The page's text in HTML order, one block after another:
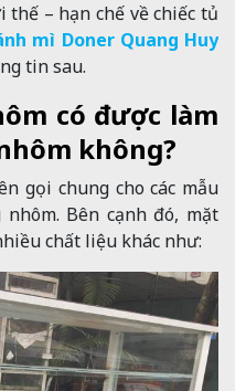
– hạn chế về chiếc tủ
mì Doner Quang Huy
tin sau.
có được làm
không?
gọi chung cho các mẫu
Bên cạnh đó, mặt
chất liệu khác như: